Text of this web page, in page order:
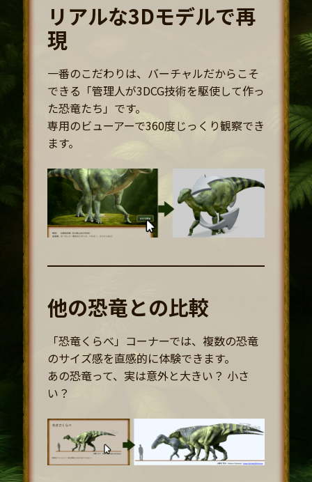
リアルな3Dモデルで再
現
一番のこだわりは、バーチャルだからこそ
できる「管理人が3DCG技術を駆使して作っ
た恐竜たち」です。
専用のビューアーで360度じっくり観察でき
ます。
他の恐竜との比較
「恐竜くらべ」コーナーでは、複数の恐竜
のサイズ感を直感的に体験できます。
あの恐竜って、実は意外と大きい？ 小さ
い？